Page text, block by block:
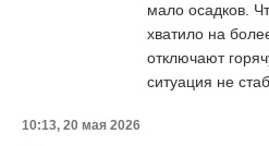
мало осадков.
хватило на
отключают
ситуация не
10:13, 20 мая 2026